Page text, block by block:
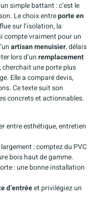
simple battant : c’est le
Le choix entreporte en
sur l’isolation, la
compte vraiment pour un
artisan menuisier, délais
lors d’unremplacement
cherchait une porte plus
Elle a comparé devis,
Ce texte suit son
concrets et actionnables.
entre esthétique, entretien
: comptez du PVC
bois haut de gamme.
: une bonne installation
d’entréeet privilégiez un